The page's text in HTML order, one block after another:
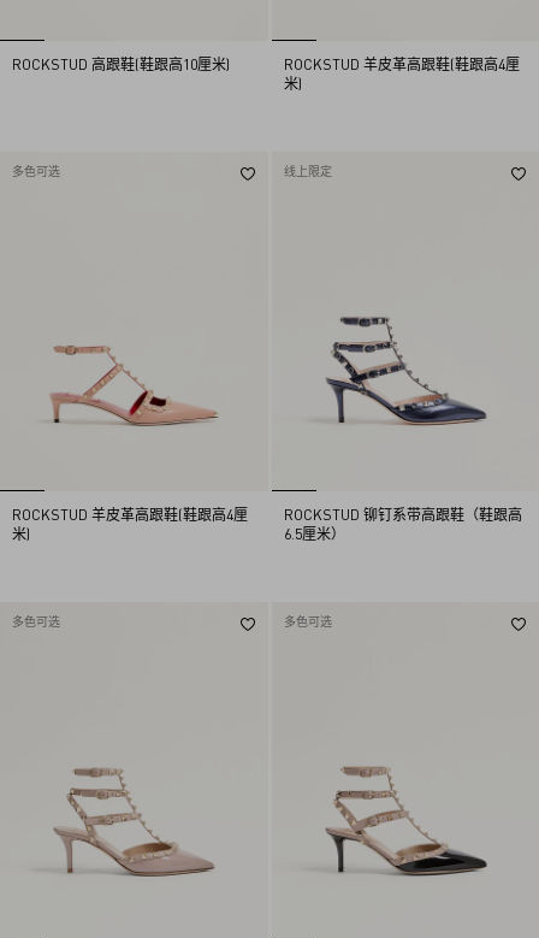
ROCKSTUD 高跟鞋(鞋跟高10厘米)
ROCKSTUD 羊皮革高跟鞋(鞋跟高4厘
米)
多色可选
ROCKSTUD 羊皮革高跟鞋(鞋跟高4厘
米)
线上限定
ROCKSTUD 铆钉系带高跟鞋（鞋跟高
6.5厘米）
多色可选 多色可选